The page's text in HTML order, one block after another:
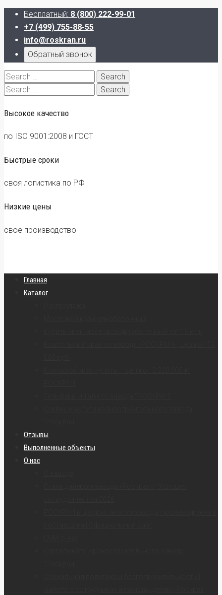
Бесплатный: 8 (800) 222-99-01
+7 (499) 755-88-55
info@roskran.ru
Обратный звонок
Search
for:
Search
Высокое качество
по ISO 9001:2008 и ГОСТ
Быстрые сроки
своя логистика по РФ
Низкие цены
свое производство
Главная
Каталог
Отзывы
Выполненные объекты
О нас